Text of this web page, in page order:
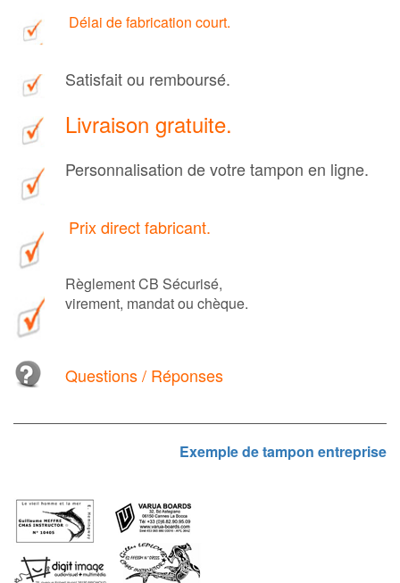
Délai de fabrication court.
Satisfait ou remboursé.
Livraison gratuite.
Personnalisation de votre tampon en ligne.
Prix direct fabricant.
Règlement CB Sécurisé,
virement, mandat ou chèque.
Questions / Réponses
Exemple de tampon entreprise